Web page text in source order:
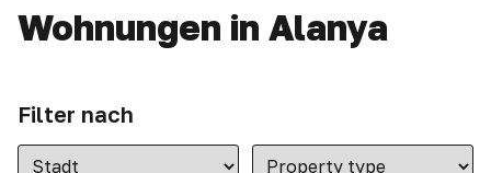
Wohnungen in Alanya
Filter nach